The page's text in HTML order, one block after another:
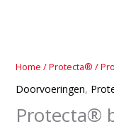
Home /Protecta® /
Doorvoeringen,
Protecta®